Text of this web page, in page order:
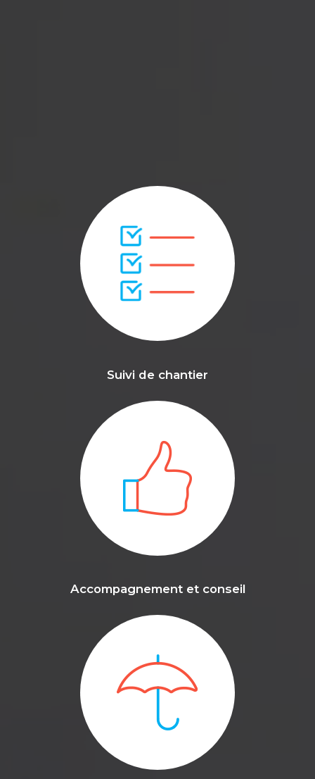
Suivi de chantier
Accompagnement et conseil